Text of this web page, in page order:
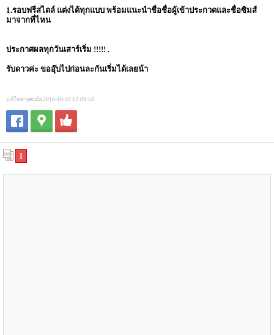
1.รอบฟรีสไตล์ แต่งได้ทุกแบบ พร้อมแนะนำชื่อชื่อผู้เข้าประกวดและชื่อซิมส์
มาจากที่ไหน
ประกาศผลทุกวันเสาร์เริ่ม !!!!! .
รับดาวค่ะ ขออุ๊บไปก่อนละกันเริ่มได้เลยน้า
แก้ไขล่าสุดเมื่อ 2016-10-30 12:09:54
1